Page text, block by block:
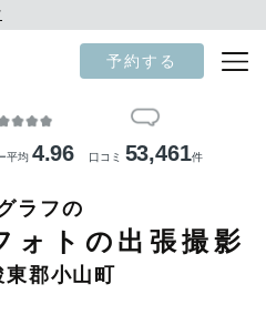
予約する
平均 4.96 口コミ 53,461件
ラフの
ォトの出張撮影
東郡小山町